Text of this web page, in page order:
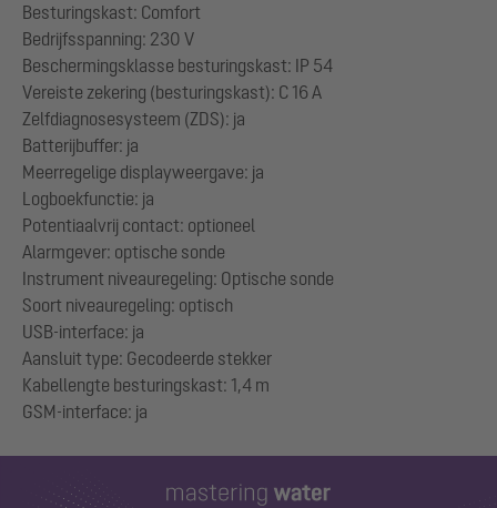
Besturingskast: Comfort
Bedrijfsspanning: 230 V
Beschermingsklasse besturingskast: IP 54
Vereiste zekering (besturingskast): C 16 A
Zelfdiagnosesysteem (ZDS): ja
Batterijbuffer: ja
Meerregelige displayweergave: ja
Logboekfunctie: ja
Potentiaalvrij contact: optioneel
Alarmgever: optische sonde
Instrument niveauregeling: Optische sonde
Soort niveauregeling: optisch
USB-interface: ja
Aansluit type: Gecodeerde stekker
Kabellengte besturingskast: 1,4 m